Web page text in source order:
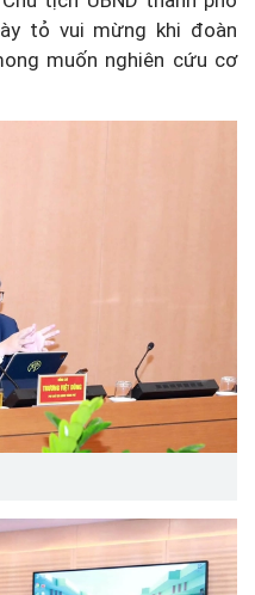
tỏ vui mừng khi đoàn
muốn nghiên cứu cơ